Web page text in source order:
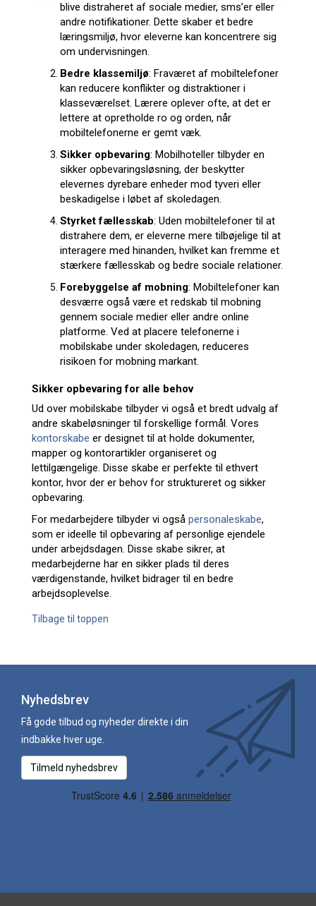
blive distraheret af sociale medier, sms’er eller
andre notifikationer. Dette skaber et bedre
læringsmiljø, hvor eleverne kan koncentrere sig
om undervisningen.
Bedre klassemiljø: Fraværet af mobiltelefoner
kan reducere konflikter og distraktioner i
klasseværelset. Lærere oplever ofte, at det er
lettere at opretholde ro og orden, når
mobiltelefonerne er gemt væk.
Sikker opbevaring: Mobilhoteller tilbyder en
sikker opbevaringsløsning, der beskytter
elevernes dyrebare enheder mod tyveri eller
beskadigelse i løbet af skoledagen.
Styrket fællesskab: Uden mobiltelefoner til at
distrahere dem, er eleverne mere tilbøjelige til at
interagere med hinanden, hvilket kan fremme et
stærkere fællesskab og bedre sociale relationer.
Forebyggelse af mobning: Mobiltelefoner kan
desværre også være et redskab til mobning
gennem sociale medier eller andre online
platforme. Ved at placere telefonerne i
mobilskabe under skoledagen, reduceres
risikoen for mobning markant.
Sikker opbevaring for alle behov
Ud over mobilskabe tilbyder vi også et bredt udvalg af
andre skabeløsninger til forskellige formål. Vores
kontorskabe er designet til at holde dokumenter,
mapper og kontorartikler organiseret og
lettilgængelige. Disse skabe er perfekte til ethvert
kontor, hvor der er behov for struktureret og sikker
opbevaring.
For medarbejdere tilbyder vi også personaleskabe,
som er ideelle til opbevaring af personlige ejendele
under arbejdsdagen. Disse skabe sikrer, at
medarbejderne har en sikker plads til deres
værdigenstande, hvilket bidrager til en bedre
arbejdsoplevelse.
Tilbage til toppen
Nyhedsbrev
Få gode tilbud og nyheder direkte i din
indbakke hver uge.
Tilmeld nyhedsbrev